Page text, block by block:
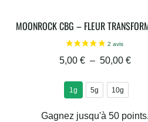
MOONROCK CBG – FLEUR
5,00 € – 50,00 €
1g 5g 10g
Gagnez jusqu'à 50 points.